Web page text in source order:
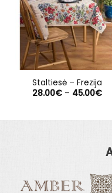
Staltiesė – Frezija
28.00€ – 45.00€